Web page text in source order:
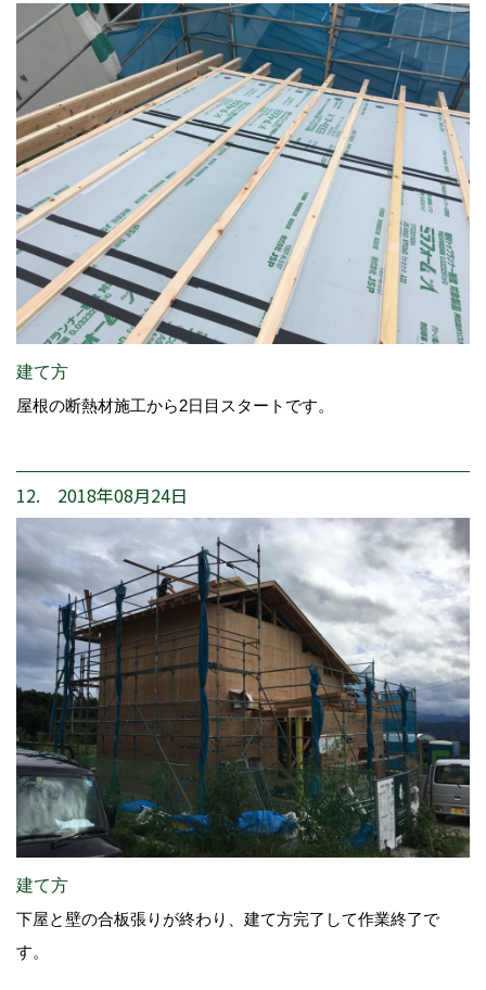
建て方
屋根の断熱材施工から2日目スタートです。
12. 2018年08月24日
建て方
下屋と壁の合板張りが終わり、建て方完了して作業終了で
す。